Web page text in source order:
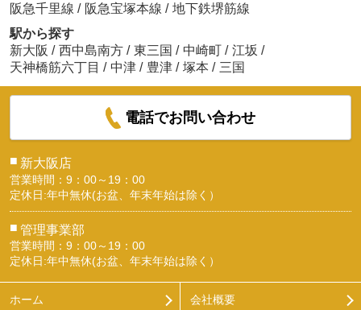
阪急千里線 / 阪急宝塚本線 / 地下鉄堺筋線
駅から探す
新大阪 / 西中島南方 / 東三国 / 中崎町 / 江坂 /
天神橋筋六丁目 / 中津 / 豊津 / 塚本 / 三国
電話でお問い合わせ
■ 新大阪店
営業時間：9：00～19：00
定休日:年中無休(お盆、年末年始は除く）
■ 管理事業部
営業時間：9：00～19：00
定休日:年中無休(お盆、年末年始は除く）
ホーム 会社概要